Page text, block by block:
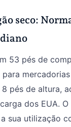
seco:
53 pés de
pés de altura,
dos EUA. O
sua utilização